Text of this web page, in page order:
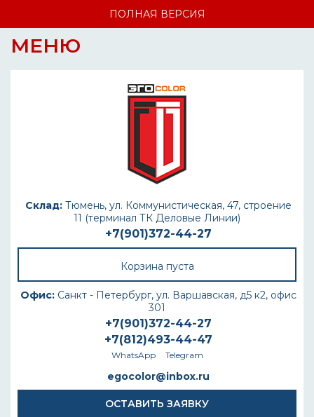
ПОЛНАЯ ВЕРСИЯ
МЕНЮ
Склад: Тюмень, ул. Коммунистическая, 47, строение
11 (терминал ТК Деловые Линии)
+7(901)372-44-27
Корзина пуста
Офис: Санкт - Петербург, ул. Варшавская, д5 к2, офис
301
+7(901)372-44-27
+7(812)493-44-47
WhatsApp Telegram
egocolor@inbox.ru
ОСТАВИТЬ ЗАЯВКУ